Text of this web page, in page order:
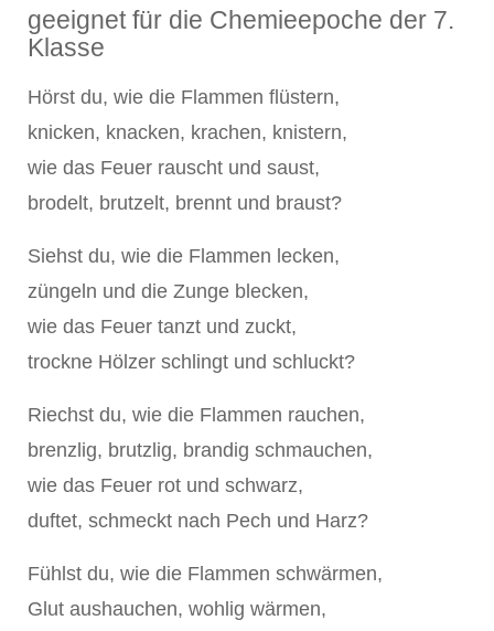
geeignet für die Chemieepoche der 7.
Klasse
Hörst du, wie die Flammen flüstern,
knicken, knacken, krachen, knistern,
wie das Feuer rauscht und saust,
brodelt, brutzelt, brennt und braust?
Siehst du, wie die Flammen lecken,
züngeln und die Zunge blecken,
wie das Feuer tanzt und zuckt,
trockne Hölzer schlingt und schluckt?
Riechst du, wie die Flammen rauchen,
brenzlig, brutzlig, brandig schmauchen,
wie das Feuer rot und schwarz,
duftet, schmeckt nach Pech und Harz?
Fühlst du, wie die Flammen schwärmen,
Glut aushauchen, wohlig wärmen,